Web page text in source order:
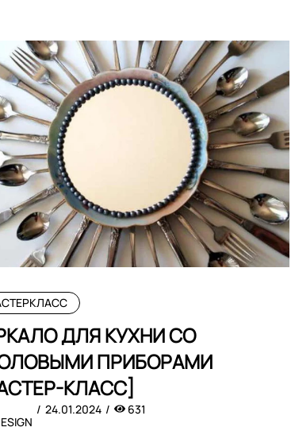
ДЛЯ КУХНИ СО
ПРИБОРАМИ
КЛАСС]
24.01.2024 631